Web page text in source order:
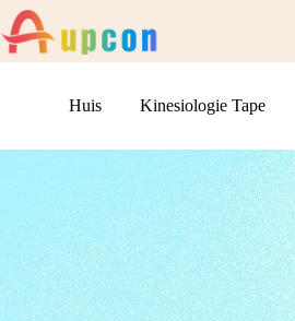
Huis Kinesiologie Tape